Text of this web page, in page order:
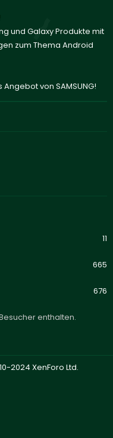
und Galaxy Produkte mit
zum Thema Android
von SAMSUNG!
11
665
676
enthalten.
2024 XenForo Ltd.